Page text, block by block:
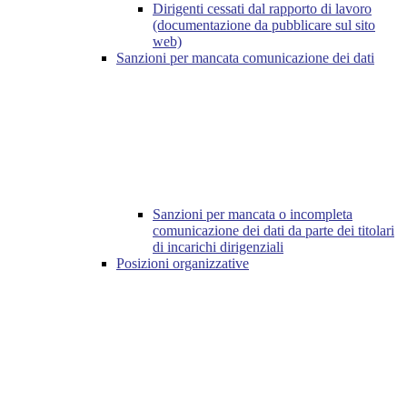
Dirigenti cessati dal rapporto di lavoro
(documentazione da pubblicare sul sito
web)
Sanzioni per mancata comunicazione dei dati
Sanzioni per mancata o incompleta
comunicazione dei dati da parte dei titolari
di incarichi dirigenziali
Posizioni organizzative